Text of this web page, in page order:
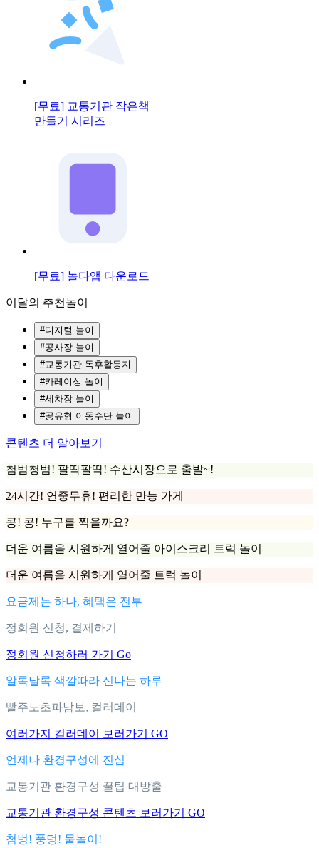
[무료] 교통기관 작은책
만들기 시리즈
[무료] 놀다앱 다운로드
이달의 추천놀이
#디지털 놀이
#공사장 놀이
#교통기관 독후활동지
#카레이싱 놀이
#세차장 놀이
#공유형 이동수단 놀이
콘텐츠 더 알아보기
첨범청범! 팔딱팔딱! 수산시장으로 출발~!
24시간! 연중무휴! 편리한 만능 가게
콩! 콩! 누구를 찍을까요?
더운 여름을 시원하게 열어줄 아이스크리 트럭 놀이
더운 여름을 시원하게 열어줄 트럭 놀이
요금제는 하나, 혜택은 전부
정회원 신청, 결제하기
정회원 신청하러 가기 Go
알록달록 색깔따라 신나는 하루
빨주노초파남보, 컬러데이
여러가지 컬러데이 보러가기 GO
언제나 환경구성에 진심
교통기관 환경구성 꿀팁 대방출
교통기관 환경구성 콘텐츠 보러가기 GO
첨벙! 풍덩! 물놀이!